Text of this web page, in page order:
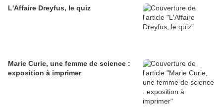
L'Affaire Dreyfus, le quiz
Marie Curie, une femme de science :
exposition à imprimer